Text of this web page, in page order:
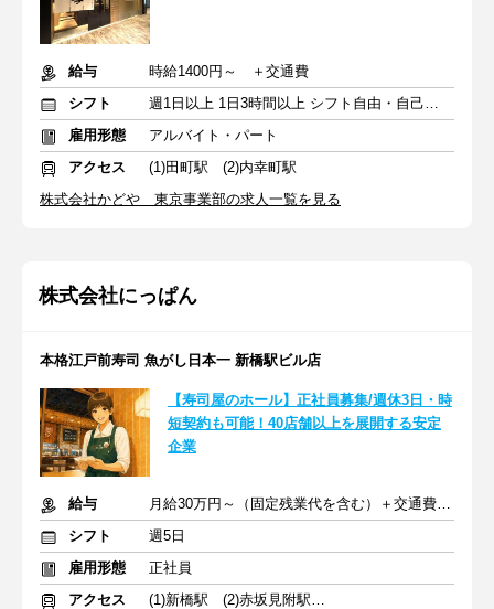
給与
時給1400円～ ＋交通費
シフト
週1日以上 1日3時間以上 シフト自由・自己申告
雇用形態
アルバイト・パート
アクセス
(1)田町駅 (2)内幸町駅
株式会社かどや 東京事業部の求人一覧を見る
株式会社にっぱん
本格江戸前寿司 魚がし日本一 新橋駅ビル店
【寿司屋のホール】正社員募集/週休3日・時
短契約も可能！40店舗以上を展開する安定
企業
給与
月給30万円～（固定残業代を含む）＋交通費全額支給
シフト
週5日
雇用形態
正社員
アクセス
(1)新橋駅 (2)赤坂見附駅 (3)三田駅